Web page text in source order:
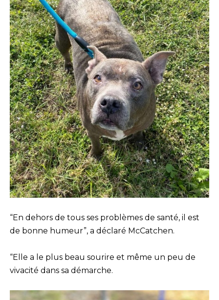
“En dehors de tous ses problèmes de santé, il est
de bonne humeur”, a déclaré McCatchen.
“Elle a le plus beau sourire et même un peu de
vivacité dans sa démarche.